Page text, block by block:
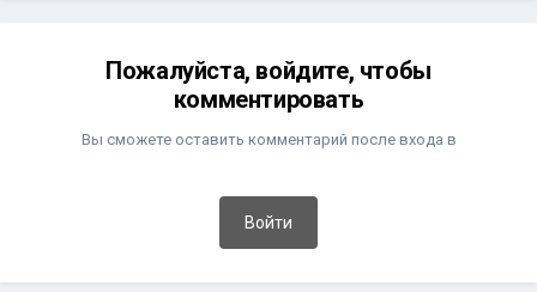
Пожалуйста, войдите, чтобы
комментировать
Вы сможете оставить комментарий после входа в
Войти